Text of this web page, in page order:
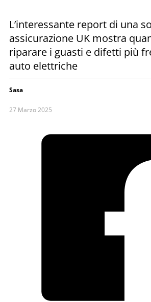
L’interessante report di una
assicurazione UK mostra
riparare i guasti e difetti più
auto elettriche
Sasa
27 Marzo 2025